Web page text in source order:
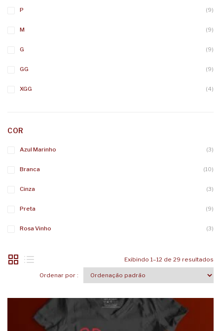
P (9)
M (9)
G (9)
GG (9)
XGG (4)
COR
Azul Marinho (3)
Branca (10)
Cinza (3)
Preta (9)
Rosa Vinho (3)
Exibindo 1–12 de 29 resultados
Ordenar por :